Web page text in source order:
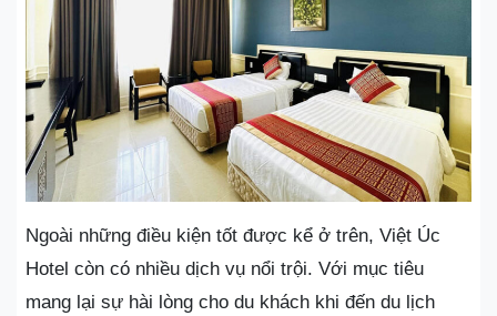
Ngoài những điều kiện tốt được kể ở trên, Việt Úc
Hotel còn có nhiều dịch vụ nổi trội. Với mục tiêu
mang lại sự hài lòng cho du khách khi đến du lịch